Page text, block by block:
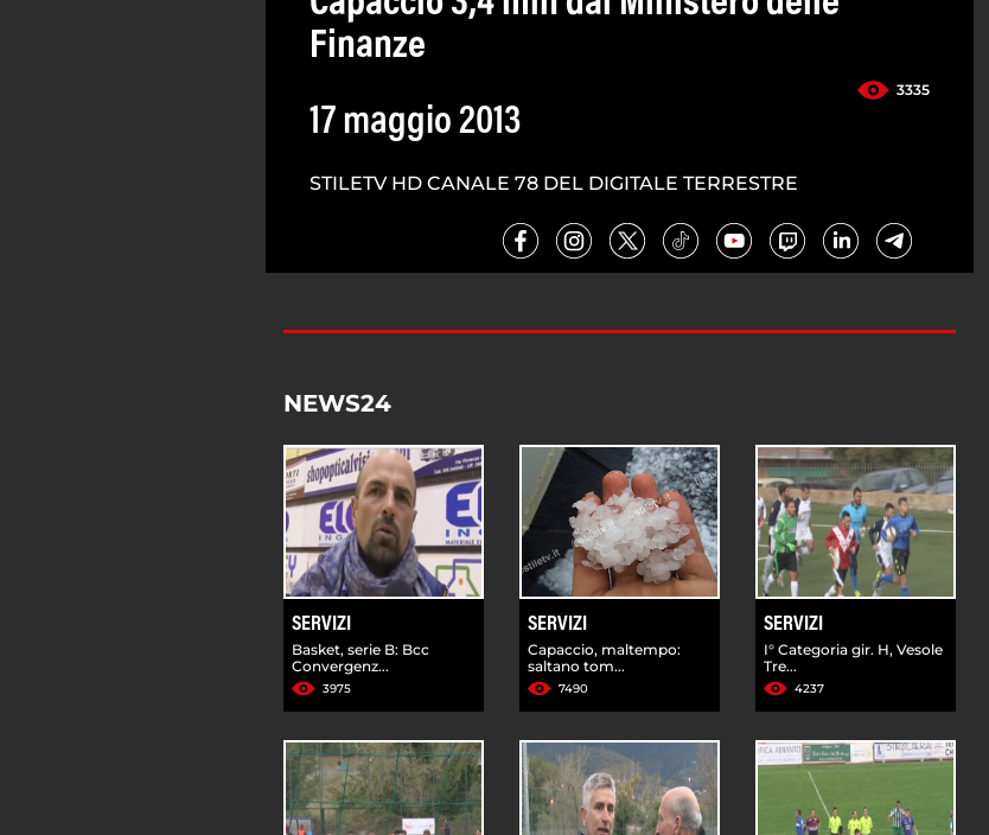
Finanze
3335
17 maggio 2013
STILETV HD CANALE 78 DEL DIGITALE TERRESTRE
NEWS24
SERVIZI
Basket, serie B: Bcc
Convergenz...
3975
SERVIZI
Capaccio, maltempo:
saltano tom...
7490
SERVIZI
I° Categoria gir. H, Vesole
Tre...
4237